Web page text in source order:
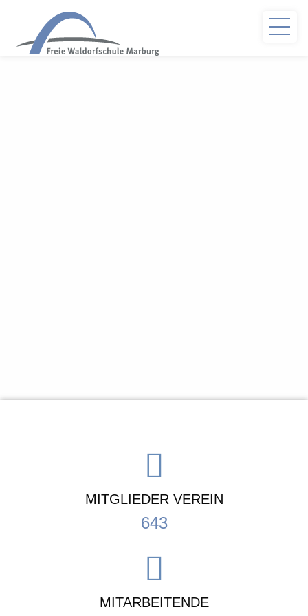
MITGLIEDER VEREIN
643
MITARBEITENDE